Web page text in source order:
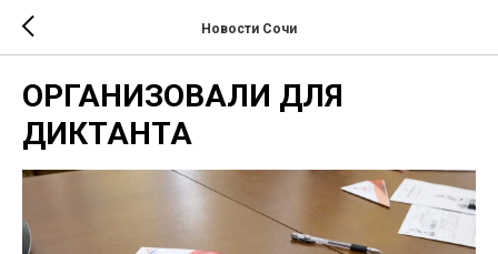
Новости Сочи
ОРГАНИЗОВАЛИ ДЛЯ
ДИКТАНТА